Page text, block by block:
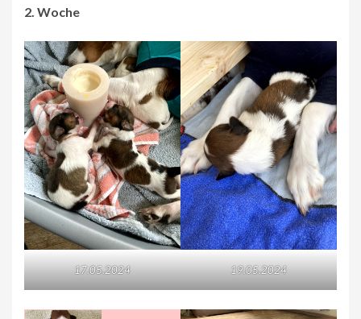
2. Woche
17.05.2024 19.05.2024